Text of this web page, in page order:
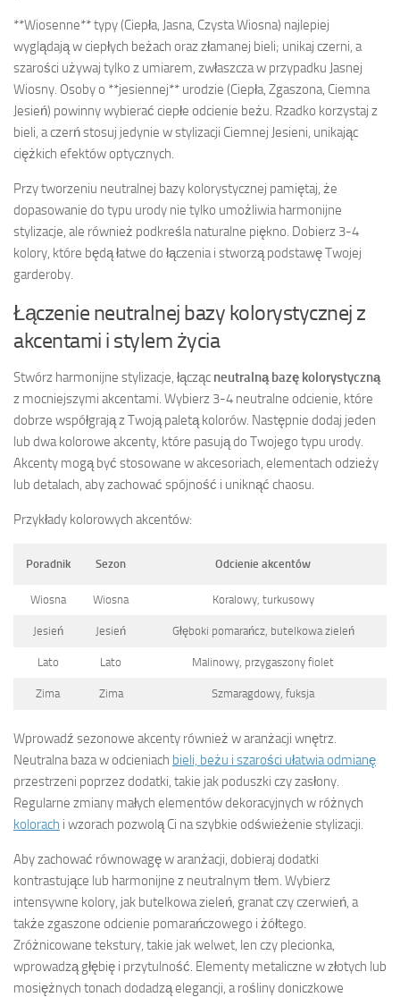
**Wiosenne** typy (Ciepła, Jasna, Czysta Wiosna) najlepiej
wyglądają w ciepłych beżach oraz złamanej bieli; unikaj czerni, a
szarości używaj tylko z umiarem, zwłaszcza w przypadku Jasnej
Wiosny. Osoby o **jesiennej** urodzie (Ciepła, Zgaszona, Ciemna
Jesień) powinny wybierać ciepłe odcienie beżu. Rzadko korzystaj z
bieli, a czerń stosuj jedynie w stylizacji Ciemnej Jesieni, unikając
ciężkich efektów optycznych.
Przy tworzeniu neutralnej bazy kolorystycznej pamiętaj, że
dopasowanie do typu urody nie tylko umożliwia harmonijne
stylizacje, ale również podkreśla naturalne piękno. Dobierz 3-4
kolory, które będą łatwe do łączenia i stworzą podstawę Twojej
garderoby.
Łączenie neutralnej bazy kolorystycznej z
akcentami i stylem życia
Stwórz harmonijne stylizacje, łącząc neutralną bazę kolorystyczną
z mocniejszymi akcentami. Wybierz 3-4 neutralne odcienie, które
dobrze współgrają z Twoją paletą kolorów. Następnie dodaj jeden
lub dwa kolorowe akcenty, które pasują do Twojego typu urody.
Akcenty mogą być stosowane w akcesoriach, elementach odzieży
lub detalach, aby zachować spójność i uniknąć chaosu.
Przykłady kolorowych akcentów:
Poradnik Sezon Odcienie akcentów
Wiosna Wiosna Koralowy, turkusowy
Jesień Jesień Głęboki pomarańcz, butelkowa zieleń
Lato Lato Malinowy, przygaszony fiolet
Zima Zima Szmaragdowy, fuksja
Wprowadź sezonowe akcenty również w aranżacji wnętrz.
Neutralna baza w odcieniach bieli, beżu i szarości ułatwia odmianę
przestrzeni poprzez dodatki, takie jak poduszki czy zasłony.
Regularne zmiany małych elementów dekoracyjnych w różnych
kolorach i wzorach pozwolą Ci na szybkie odświeżenie stylizacji.
Aby zachować równowagę w aranżacji, dobieraj dodatki
kontrastujące lub harmonijne z neutralnym tłem. Wybierz
intensywne kolory, jak butelkowa zieleń, granat czy czerwień, a
także zgaszone odcienie pomarańczowego i żółtego.
Zróżnicowane tekstury, takie jak welwet, len czy plecionka,
wprowadzą głębię i przytulność. Elementy metaliczne w złotych lub
mosiężnych tonach dodadzą elegancji, a rośliny doniczkowe